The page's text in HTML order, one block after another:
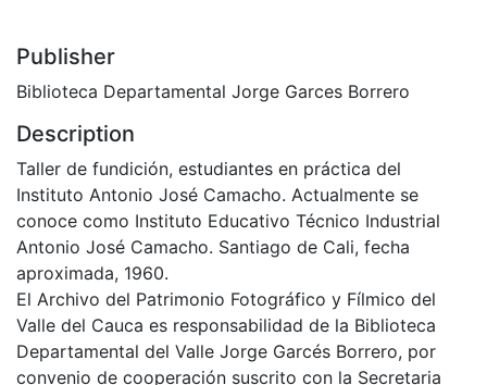
Publisher
Biblioteca Departamental Jorge Garces Borrero
Description
Taller de fundición, estudiantes en práctica del
Instituto Antonio José Camacho. Actualmente se
conoce como Instituto Educativo Técnico Industrial
Antonio José Camacho. Santiago de Cali, fecha
aproximada, 1960.
El Archivo del Patrimonio Fotográfico y Fílmico del
Valle del Cauca es responsabilidad de la Biblioteca
Departamental del Valle Jorge Garcés Borrero, por
convenio de cooperación suscrito con la Secretaria